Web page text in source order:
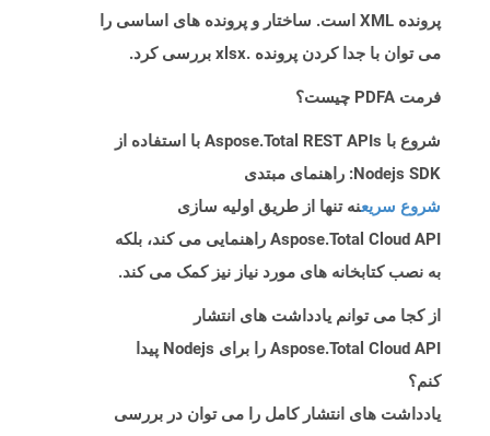
پرونده XML است. ساختار و پرونده های اساسی را
می توان با جدا کردن پرونده .xlsx بررسی کرد.
فرمت PDFA چیست؟
شروع با Aspose.Total REST APIs با استفاده از
Nodejs SDK: راهنمای مبتدی
شروع سریعنه تنها از طریق اولیه سازی
Aspose.Total Cloud API راهنمایی می کند، بلکه
به نصب کتابخانه های مورد نیاز نیز کمک می کند.
از کجا می توانم یادداشت های انتشار
Aspose.Total Cloud API را برای Nodejs پیدا
کنم؟
یادداشت های انتشار کامل را می توان در بررسی